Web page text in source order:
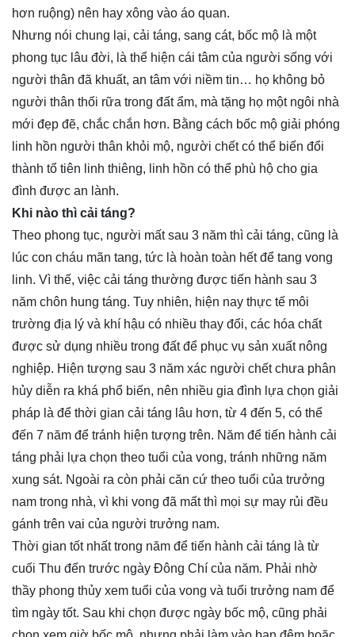
hơn ruộng) nên hay xông vào áo quan.
Nhưng nói chung lại, cải táng, sang cát, bốc mộ là một
phong tục lâu đời, là thể hiện cái tâm của người sống với
người thân đã khuất, an tâm với niềm tin… họ không bỏ
người thân thối rữa trong đất ẩm, mà tặng họ một ngôi nhà
mới đẹp đẽ, chắc chắn hơn. Bằng cách bốc mộ giải phóng
linh hồn người thân khỏi mộ, người chết có thể biến đổi
thành tổ tiên linh thiêng, linh hồn có thể phù hộ cho gia
đình được an lành.
Khi nào thì cải táng?
Theo phong tục, người mất sau 3 năm thì cải táng, cũng là
lúc con cháu mãn tang, tức là hoàn toàn hết để tang vong
linh. Vì thế, việc cải táng thường được tiến hành sau 3
năm chôn hung táng. Tuy nhiên, hiện nay thực tế môi
trường địa lý và khí hậu có nhiều thay đổi, các hóa chất
được sử dụng nhiều trong đất để phục vụ sản xuất nông
nghiệp. Hiện tượng sau 3 năm xác người chết chưa phân
hủy diễn ra khá phổ biến, nên nhiều gia đình lựa chọn giải
pháp là để thời gian cải táng lâu hơn, từ 4 đến 5, có thể
đến 7 năm để tránh hiện tượng trên. Năm để tiến hành cải
táng phải lựa chọn theo tuổi của vong, tránh những năm
xung sát. Ngoài ra còn phải căn cứ theo tuổi của trưởng
nam trong nhà, vì khi vong đã mất thì mọi sự may rủi đều
gánh trên vai của người trưởng nam.
Thời gian tốt nhất trong năm để tiến hành cải táng là từ
cuối Thu đến trước ngày Đông Chí của năm. Phải nhờ
thầy phong thủy xem tuổi của vong và tuổi trưởng nam để
tìm ngày tốt. Sau khi chọn được ngày bốc mộ, cũng phải